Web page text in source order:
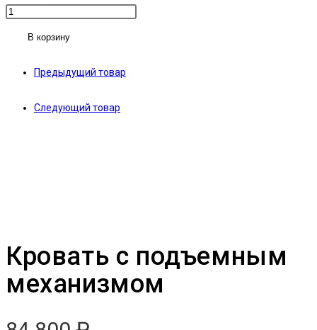
В корзину
Предыдущий товар
Следующий товар
Кровать с подъемным
механизмом